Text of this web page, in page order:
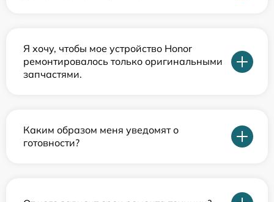
Я хочу, чтобы мое устройство Honor
ремонтировалось только оригинальными
запчастями.
Каким образом меня уведомят о
готовности?